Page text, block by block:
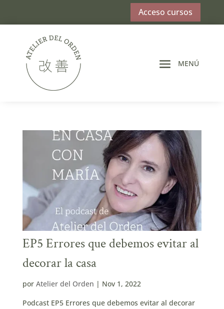
Acceso cursos
EP5 Errores que debemos evitar al
decorar la casa
por Atelier del Orden | Nov 1, 2022
Podcast EP5 Errores que debemos evitar al decorar